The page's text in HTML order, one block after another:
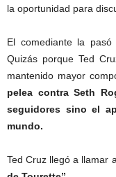
la oportunidad para
El comediante la
Quizás porque Ted
mantenido mayor
pelea contra Seth
seguidores sino el
mundo.
Ted Cruz llegó a llamar